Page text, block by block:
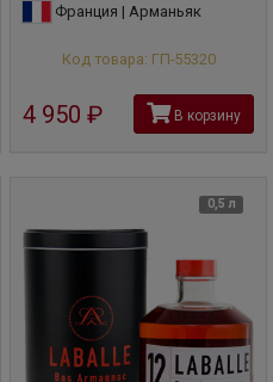
Франция | Арманьяк
Код товара: ГП-55320
4 950 руб В корзину
0,5 л